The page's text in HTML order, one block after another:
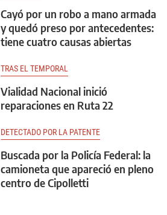
Cayó por un robo a mano armada
y quedó preso por antecedentes:
tiene cuatro causas abiertas
TRAS EL TEMPORAL
Vialidad Nacional inició
reparaciones en Ruta 22
DETECTADO POR LA PATENTE
Buscada por la Policía Federal: la
camioneta que apareció en pleno
centro de Cipolletti